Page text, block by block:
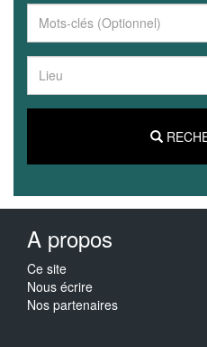
A propos
Ce site
Nous écrire
Nos partenaires